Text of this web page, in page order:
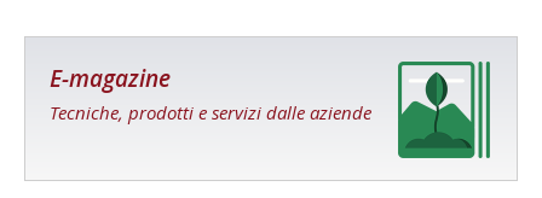
E-magazine
Tecniche, prodotti e servizi dalle aziende